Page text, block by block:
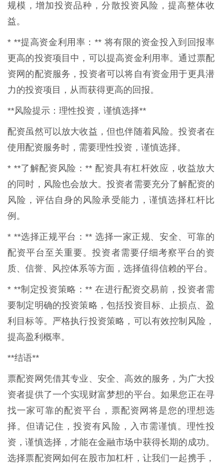
规模，增加投资品种，分散投资风险，提高整体收
益。
* **提高资金利用率：** 将有限的资金投入到回报率
更高的投资项目中，可以提高资金利用率。通过票配
资网的配资服务，投资者可以将自有资金用于更具潜
力的投资项目，从而获得更高的回报。
**风险提示：理性投资，谨慎选择**
配资虽然可以放大收益，但也伴随着风险。投资者在
使用配资服务时，需要理性投资，谨慎选择。
* **了解配资风险：** 配资具有杠杆效应，收益放大
的同时，风险也会放大。投资者需要充分了解配资的
风险，评估自身的风险承受能力，谨慎选择杠杆比
例。
* **选择正规平台：** 选择一家正规、安全、可靠的
配资平台至关重要。投资者需要仔细考察平台的资
质、信誉、风控体系等方面，选择值得信赖的平台。
* **制定投资策略：** 在进行配资交易前，投资者需
要制定明确的投资策略，包括投资目标、止损点、盈
利目标等。严格执行投资策略，可以有效控制风险，
提高盈利概率。
**结语**
票配资网凭借其专业、安全、高效的服务，为广大投
资者提供了一个实现财富梦想的平台。如果您正在寻
找一家可靠的配资平台，票配资网将是您的理想选
择。但请记住，投资有风险，入市需谨慎。理性投
资，谨慎选择，才能在金融市场中获得长期的成功。
选择票配资网如何在股市加杠杆，让我们一起携手，